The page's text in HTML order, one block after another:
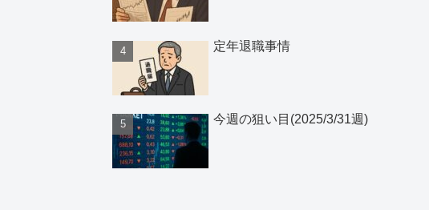
定年退職事情
今週の狙い目(2025/3/31週)